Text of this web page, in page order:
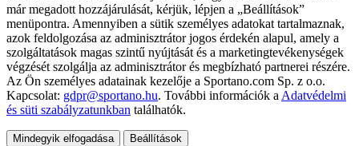
már megadott hozzájárulását, kérjük, lépjen a „Beállítások”
menüpontra. Amennyiben a sütik személyes adatokat tartalmaznak,
azok feldolgozása az adminisztrátor jogos érdekén alapul, amely a
szolgáltatások magas szintű nyújtását és a marketingtevékenységek
végzését szolgálja az adminisztrátor és megbízható partnerei részére.
Az Ön személyes adatainak kezelője a Sportano.com Sp. z o.o.
Kapcsolat: gdpr@sportano.hu. További információk a Adatvédelmi
és süti szabályzatunkban találhatók.
Mindegyik elfogadása Beállítások